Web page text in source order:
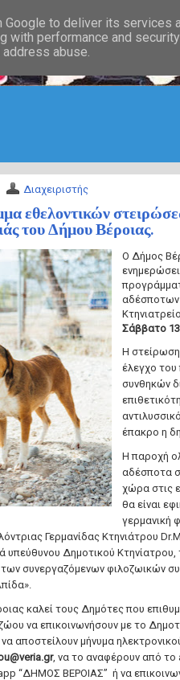
Διαχειριστής
εθελοντικών
του Δήμου Βέροιας.
Ο Δήμος
αδέσποτων
Σάββατο
Η
έλεγχο
συνθηκών
έπακρο η
Η παροχή
αδέσποτα
χώρα στις
θα είναι
γερμανική
Γερμανίδας Κτηνιάτρου
υπεύθυνου Δημοτικού
των συνεργαζόμενων φιλοζωικών
καλεί τους Δημότες που
να επικοινωνήσουν με το
αποστείλουν μήνυμα
, να το αναφέρουν από το
“ΔΗΜΟΣ ΒΕΡΟΙΑΣ’’ ή να
to deliver its services
with performance and
abuse.